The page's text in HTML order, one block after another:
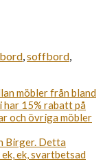
,soffbord,